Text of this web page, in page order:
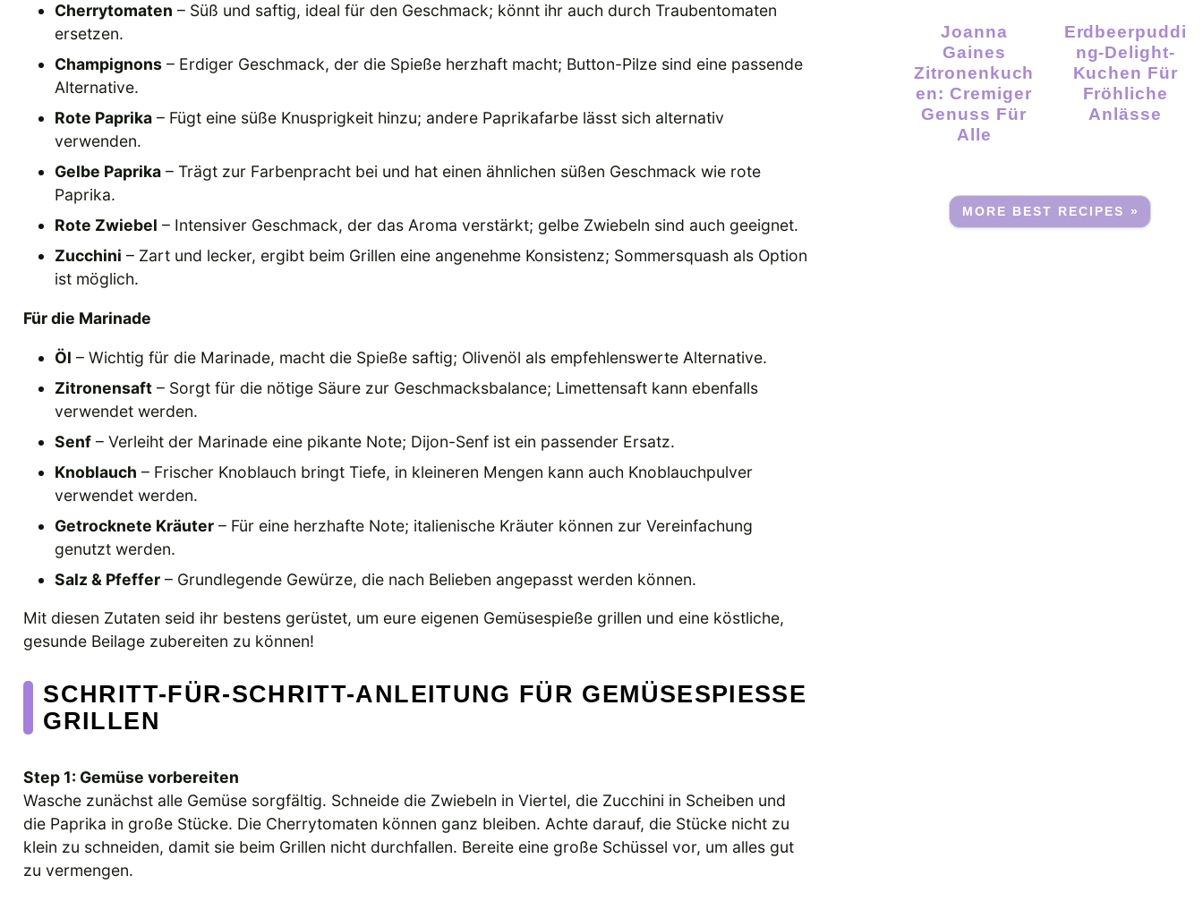
Cherrytomaten – Süß und saftig, ideal für den Geschmack; könnt ihr auch durch Traubentomaten
ersetzen.
Champignons – Erdiger Geschmack, der die Spieße herzhaft macht; Button-Pilze sind eine passende
Alternative.
Rote Paprika – Fügt eine süße Knusprigkeit hinzu; andere Paprikafarbe lässt sich alternativ
verwenden.
Gelbe Paprika – Trägt zur Farbenpracht bei und hat einen ähnlichen süßen Geschmack wie rote
Paprika.
Rote Zwiebel – Intensiver Geschmack, der das Aroma verstärkt; gelbe Zwiebeln sind auch geeignet.
Zucchini – Zart und lecker, ergibt beim Grillen eine angenehme Konsistenz; Sommersquash als Option
ist möglich.
Für die Marinade
Öl – Wichtig für die Marinade, macht die Spieße saftig; Olivenöl als empfehlenswerte Alternative.
Zitronensaft – Sorgt für die nötige Säure zur Geschmacksbalance; Limettensaft kann ebenfalls
verwendet werden.
Senf – Verleiht der Marinade eine pikante Note; Dijon-Senf ist ein passender Ersatz.
Knoblauch – Frischer Knoblauch bringt Tiefe, in kleineren Mengen kann auch Knoblauchpulver
verwendet werden.
Getrocknete Kräuter – Für eine herzhafte Note; italienische Kräuter können zur Vereinfachung
genutzt werden.
Salz & Pfeffer – Grundlegende Gewürze, die nach Belieben angepasst werden können.
Mit diesen Zutaten seid ihr bestens gerüstet, um eure eigenen Gemüsespieße grillen und eine köstliche,
gesunde Beilage zubereiten zu können!
SCHRITT-FÜR-SCHRITT-ANLEITUNG FÜR GEMÜSESPIESSE G
RILLEN
Step 1: Gemüse vorbereiten
Wasche zunächst alle Gemüse sorgfältig. Schneide die Zwiebeln in Viertel, die Zucchini in Scheiben und
die Paprika in große Stücke. Die Cherrytomaten können ganz bleiben. Achte darauf, die Stücke nicht zu
klein zu schneiden, damit sie beim Grillen nicht durchfallen. Bereite eine große Schüssel vor, um alles gut
zu vermengen.
Joanna
Gaines
Zitronenkuch
En: Cremiger
Genuss Für
Alle
Erdbeerpuddi
Ng-Delight-
Kuchen Für
Fröhliche
Anlässe
MORE BEST RECIPES »